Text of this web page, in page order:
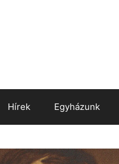
Hírek Egyházunk